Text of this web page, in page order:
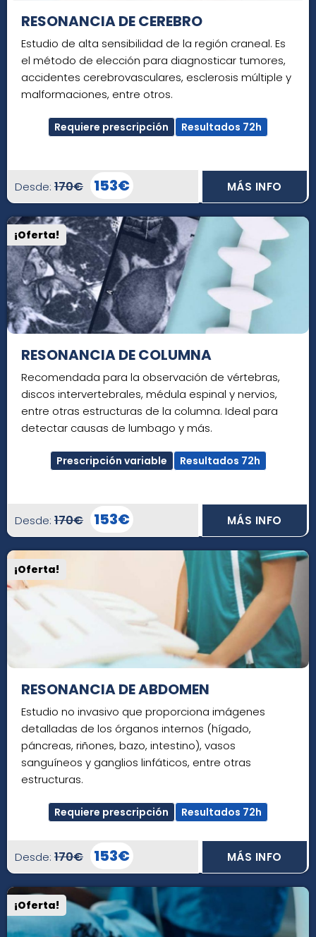
RESONANCIA DE CEREBRO
Estudio de alta sensibilidad de la región craneal. Es
el método de elección para diagnosticar tumores,
accidentes cerebrovasculares, esclerosis múltiple y
malformaciones, entre otros.
Requiere prescripción Resultados 72h
Desde: 170€ 153€ MÁS INFO
¡Oferta!
RESONANCIA DE COLUMNA
Recomendada para la observación de vértebras,
discos intervertebrales, médula espinal y nervios,
entre otras estructuras de la columna. Ideal para
detectar causas de lumbago y más.
Prescripción variable Resultados 72h
Desde: 170€ 153€ MÁS INFO
¡Oferta!
RESONANCIA DE ABDOMEN
Estudio no invasivo que proporciona imágenes
detalladas de los órganos internos (hígado,
páncreas, riñones, bazo, intestino), vasos
sanguíneos y ganglios linfáticos, entre otras
estructuras.
Requiere prescripción Resultados 72h
Desde: 170€ 153€ MÁS INFO
¡Oferta!